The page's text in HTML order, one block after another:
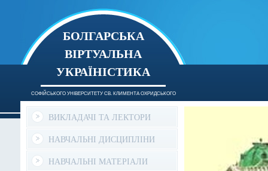
БОЛГАРСЬКА
ВІРТУАЛЬНА
УКРАЇНІСТИКА
СОФІЙСЬКОГО УНІВЕРСИТЕТУ СВ. КЛИМЕНТА ОХРИДСЬКОГО
ВИКЛАДАЧІ ТА ЛЕКТОРИ
НАВЧАЛЬНІ ДИСЦИПЛІНИ
НАВЧАЛЬНІ МАТЕРІАЛИ